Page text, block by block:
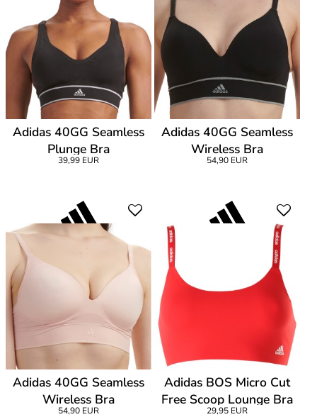
Adidas 40GG Seamless
Plunge Bra
39,99 EUR
Adidas 40GG Seamless
Wireless Bra
54,90 EUR
Adidas 40GG Seamless
Wireless Bra
54,90 EUR
Adidas BOS Micro Cut
Free Scoop Lounge Bra
29,95 EUR